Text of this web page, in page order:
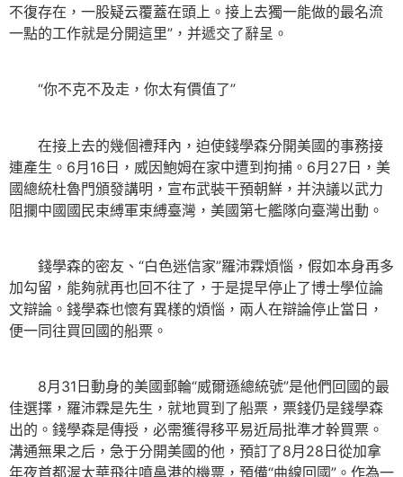
不復存在，一股疑云覆蓋在頭上。接上去獨一能做的最名流
一點的工作就是分開這里”，并遞交了辭呈。
“你不克不及走，你太有價值了”
在接上去的幾個禮拜內，迫使錢學森分開美國的事務接
連產生。6月16日，威因鮑姆在家中遭到拘捕。6月27日，美
國總統杜魯門頒發講明，宣布武裝干預朝鮮，并決議以武力
阻攔中國國民束縛軍束縛臺灣，美國第七艦隊向臺灣出動。
錢學森的密友、“白色迷信家”羅沛霖煩惱，假如本身再多
加勾留，能夠就再也回不往了，于是提早停止了博士學位論
文辯論。錢學森也懷有異樣的煩惱，兩人在辯論停止當日，
便一同往買回國的船票。
8月31日動身的美國郵輪“威爾遜總統號”是他們回國的最
佳選擇，羅沛霖是先生，就地買到了船票，票錢仍是錢學森
出的。錢學森是傳授，必需獲得移平易近局批準才幹買票。
溝通無果之后，急于分開美國的他，預訂了8月28日從加拿
年夜首都渥太華飛往噴鼻港的機票，預備“曲線回國”。作為一